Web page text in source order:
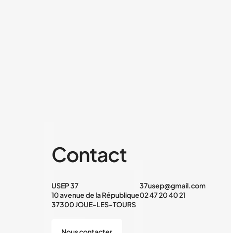
Contact
USEP 37
10 avenue de la République
37300 JOUE-LES-TOURS
37usep@gmail.com
02 47 20 40 21